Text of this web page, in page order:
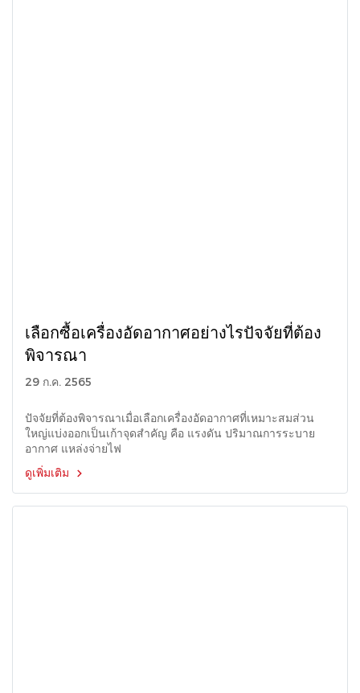
เลือกซื้อเครื่องอัดอากาศอย่างไรปัจจัยที่ต้อง
พิจารณา
29 ก.ค. 2565
ปัจจัยที่ต้องพิจารณาเมื่อเลือกเครื่องอัดอากาศที่เหมาะสมส่วน
ใหญ่แบ่งออกเป็นเก้าจุดสำคัญ คือ แรงดัน ปริมาณการระบาย
อากาศ แหล่งจ่ายไฟ
ดูเพิ่มเติม